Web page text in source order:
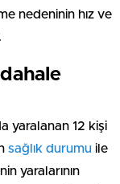
nedeninin hız ve
yaralanan 12 kişi
sağlık durumu ile
yaralarının